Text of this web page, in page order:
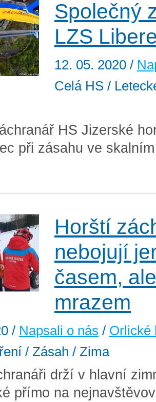
Společný
LZS
12. 05. 2020 /
Celá HS /
HS Jizerské
při zásahu ve
Horští
nebojují
časem,
mrazem
/ Napsali o nás / Orlické
/ Zásah / Zima
drží v hlavní
přímo na